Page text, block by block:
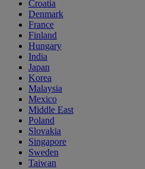
Croatia
Denmark
France
Finland
Hungary
India
Japan
Korea
Malaysia
Mexico
Middle East
Poland
Slovakia
Singapore
Sweden
Taiwan